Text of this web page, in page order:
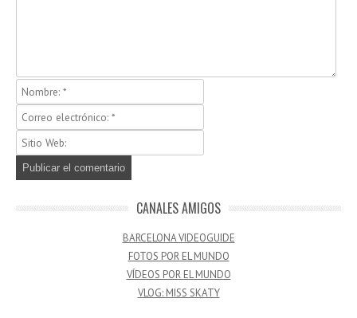
CANALES AMIGOS
BARCELONA VIDEOGUIDE
FOTOS POR EL MUNDO
VÍDEOS POR EL MUNDO
VLOG: MISS SKATY